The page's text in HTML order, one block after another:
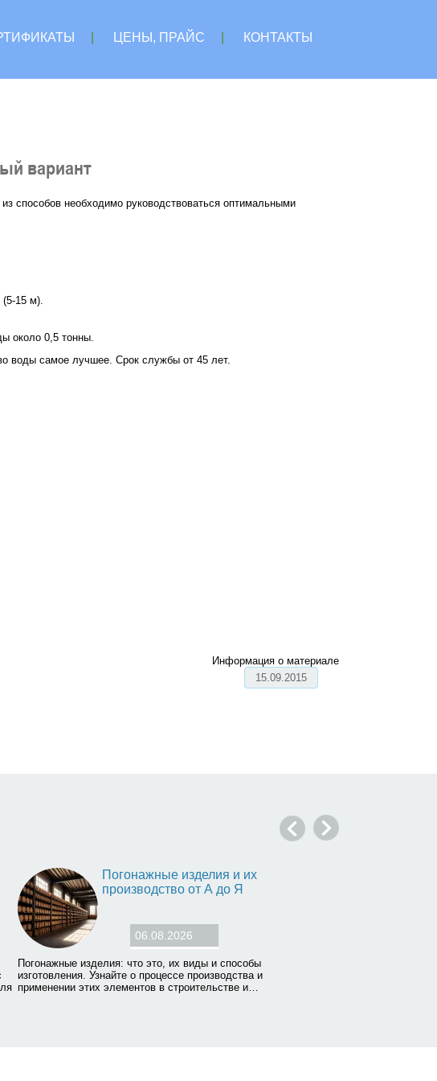
ЦЕНЫ, ПРАЙС КОНТАКТЫ
вариант
Информация о материале
15.09.2015
способов необходимо руководствоваться оптимальными
(5-15 м).
около 0,5 тонны.
воды самое лучшее. Срок службы от 45 лет.
Погонажные изделия и их
производство от А до Я
06.08.2026
Погонажные изделия: что это, их виды и способы
изготовления. Узнайте о процессе производства и
применении этих элементов в строительстве и…